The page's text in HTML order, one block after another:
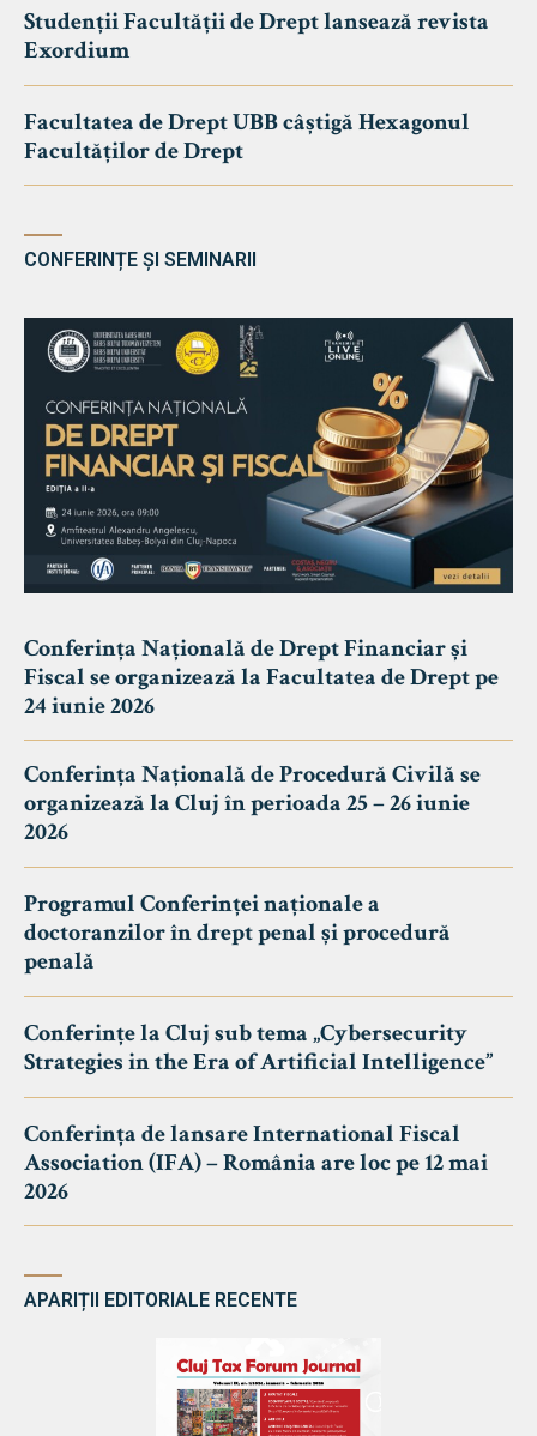
Studenții Facultății de Drept lansează revista
Exordium
Facultatea de Drept UBB câștigă Hexagonul
Facultăților de Drept
CONFERINȚE ȘI SEMINARII
Conferința Națională de Drept Financiar și
Fiscal se organizează la Facultatea de Drept pe
24 iunie 2026
Conferința Națională de Procedură Civilă se
organizează la Cluj în perioada 25 – 26 iunie
2026
Programul Conferinței naționale a
doctoranzilor în drept penal și procedură
penală
Conferințe la Cluj sub tema „Cybersecurity
Strategies in the Era of Artificial Intelligence”
Conferința de lansare International Fiscal
Association (IFA) – România are loc pe 12 mai
2026
APARIȚII EDITORIALE RECENTE